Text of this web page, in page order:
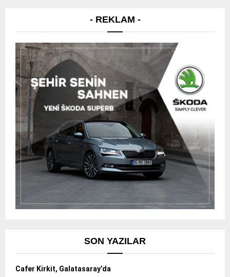
- REKLAM -
SON YAZILAR
Cafer Kirkit, Galatasaray’da